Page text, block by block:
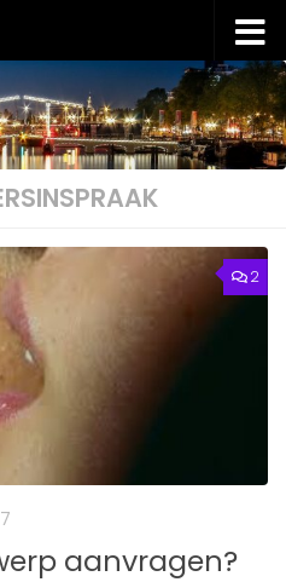
2
aanvragen?